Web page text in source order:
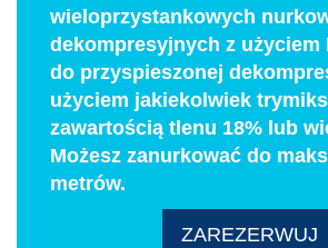
wieloprzystankowych
dekompresyjnych z użyciem
do przyspieszonej
użyciem jakiekolwiek
zawartością tlenu 18% lub
Możesz zanurkować do
metrów.
ZAREZERWUJ